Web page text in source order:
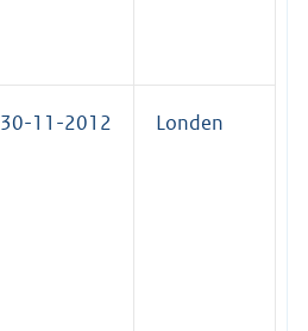
30-11-2012 Londen